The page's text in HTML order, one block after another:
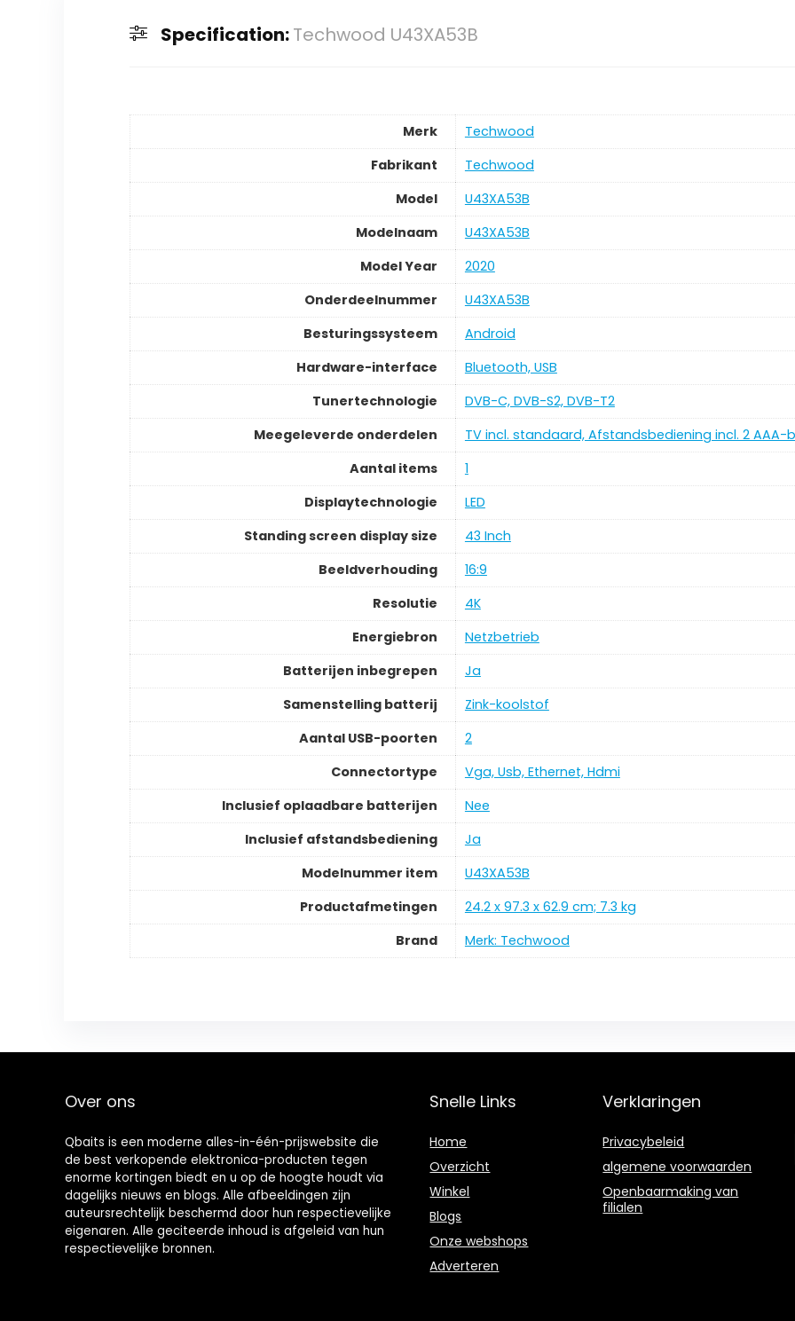
Specification:Techwood U43XA53B
Merk
Techwood
Fabrikant
Techwood
Model
U43XA53B
Modelnaam
U43XA53B
Model Year
2020
Onderdeelnummer
U43XA53B
Besturingssysteem
Android
Hardware-interface
Bluetooth, USB
Tunertechnologie
DVB-C, DVB-S2, DVB-T2
Meegeleverde onderdelen
TV incl. standaard, Afstandsbediening incl. 2 AAA-
Aantal items
1
Displaytechnologie
LED
Standing screen display size
43 Inch
Beeldverhouding
16:9
Resolutie
4K
Energiebron
Netzbetrieb
Batterijen inbegrepen
Ja
Samenstelling batterij
Zink-koolstof
Aantal USB-poorten
2
Connectortype
Vga, Usb, Ethernet, Hdmi
Inclusief oplaadbare batterijen
Nee
Inclusief afstandsbediening
Ja
Modelnummer item
U43XA53B
Productafmetingen
24.2 x 97.3 x 62.9 cm; 7.3 kg
Brand
Merk: Techwood
Over ons
Qbaits is een moderne alles-in-één-prijswebsite die
de best verkopende elektronica-producten tegen
enorme kortingen biedt en u op de hoogte houdt via
dagelijks nieuws en blogs. Alle afbeeldingen zijn
auteursrechtelijk beschermd door hun respectievelijke
eigenaren. Alle geciteerde inhoud is afgeleid van hun
respectievelijke bronnen.
Snelle Links
Home
Overzicht
Winkel
Blogs
Onze webshops
Adverteren
Verklaringen
Privacybeleid
algemene voorwaarden
Openbaarmaking van
filialen